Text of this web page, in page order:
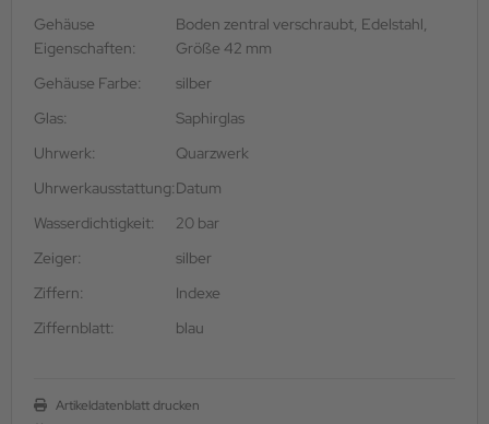
Gehäuse
Eigenschaften:
Boden zentral verschraubt, Edelstahl,
Größe 42 mm
Gehäuse Farbe:
silber
Glas:
Saphirglas
Uhrwerk:
Quarzwerk
Uhrwerkausstattung:Datum
Wasserdichtigkeit:
20 bar
Zeiger:
silber
Ziffern:
Indexe
Ziffernblatt:
blau
Artikeldatenblatt drucken